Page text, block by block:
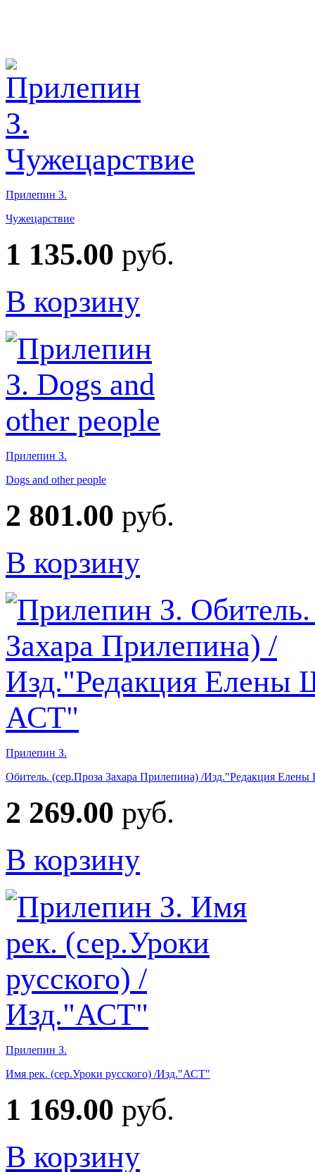
Прилепин З.
Чужецарствие
1 135.00 руб.
В корзину
Прилепин З.
Dogs and other people
2 801.00 руб.
В корзину
Прилепин З.
Обитель. (сер.Проза Захара Прилепина) /Изд."Редакция
2 269.00 руб.
В корзину
Прилепин З.
Имя рек. (сер.Уроки русского) /Изд."АСТ"
1 169.00 руб.
В корзину